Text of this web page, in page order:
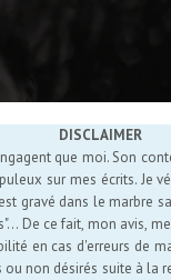
DISCLAIMER
que moi. Son
sur mes écrits.
gravé dans le marbre
De ce fait, mon avis,
en cas d'erreurs de
non désirés suite à la